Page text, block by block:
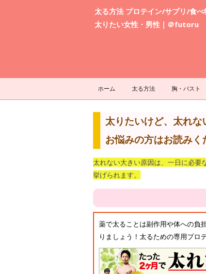
太る方法 プロテイン/サプリ/食べ
太りたい女性・男性｜＠futoru
ホーム 太る方法 胸・バスト
太りたいけど、太れな
お悩みの方はお読みく
太れない大きい原因は、一日に必
挙げられます。
薬で太ることは副作用や体への負
りましょう！太るための専用プロ